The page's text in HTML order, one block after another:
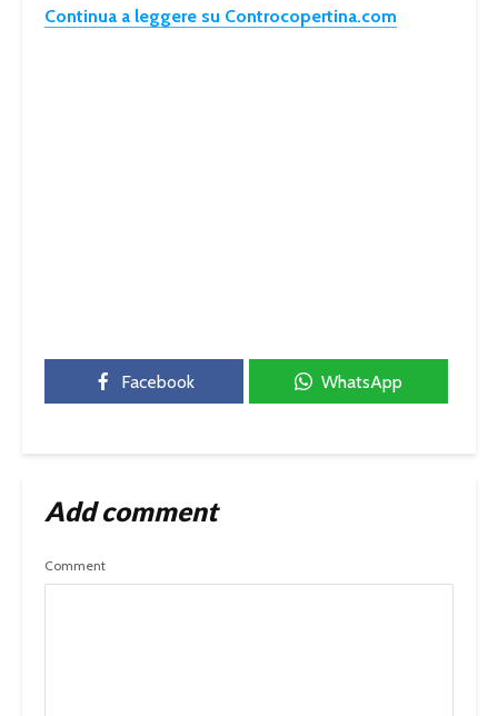
Continua a leggere su Controcopertina.com
Facebook WhatsApp
Add comment
Comment